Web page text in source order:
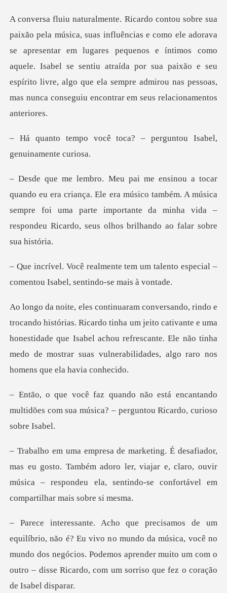
se apresentar em lugares pequenos e íntimos como
aquele. Isabel se sentiu atraída por sua paixão e seu
espírito
toca? – perguntou Isabe
Ele era músico também. A música
sempre foi uma parte importante da minha
m um talento especial –
comentou
tinha um jeito cativante e uma
honestidade que Isabel achou refrescante. Ele não tinh
encantando
multidões com sua música? –
to. Também adoro ler, viajar e, claro, ouvir
música – respondeu
o mundo da música, você no
mundo dos negócios. Podemos aprender muito um com